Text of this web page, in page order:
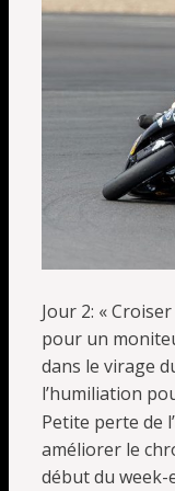
Jour 2: «
pour un
dans le virage
l’humiliation
Petite perte de
améliorer le
début du week-